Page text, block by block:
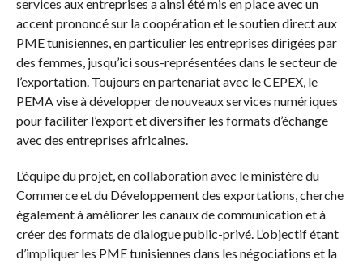
services aux entreprises a ainsi été mis en place avec un
accent prononcé sur la coopération et le soutien direct aux
PME tunisiennes, en particulier les entreprises dirigées par
des femmes, jusqu’ici sous-représentées dans le secteur de
l’exportation. Toujours en partenariat avec le CEPEX, le
PEMA vise à développer de nouveaux services numériques
pour faciliter l’export et diversifier les formats d’échange
avec des entreprises africaines.
L’équipe du projet, en collaboration avec le ministère du
Commerce et du Développement des exportations, cherche
également à améliorer les canaux de communication et à
créer des formats de dialogue public-privé. L’objectif étant
d’impliquer les PME tunisiennes dans les négociations et la